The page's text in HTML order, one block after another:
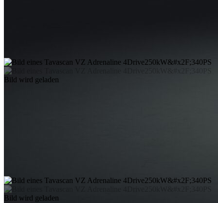
Bild wird geladen
Bild wird geladen